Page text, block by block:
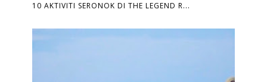
10 AKTIVITI SERONOK DI THE LEGEND R...